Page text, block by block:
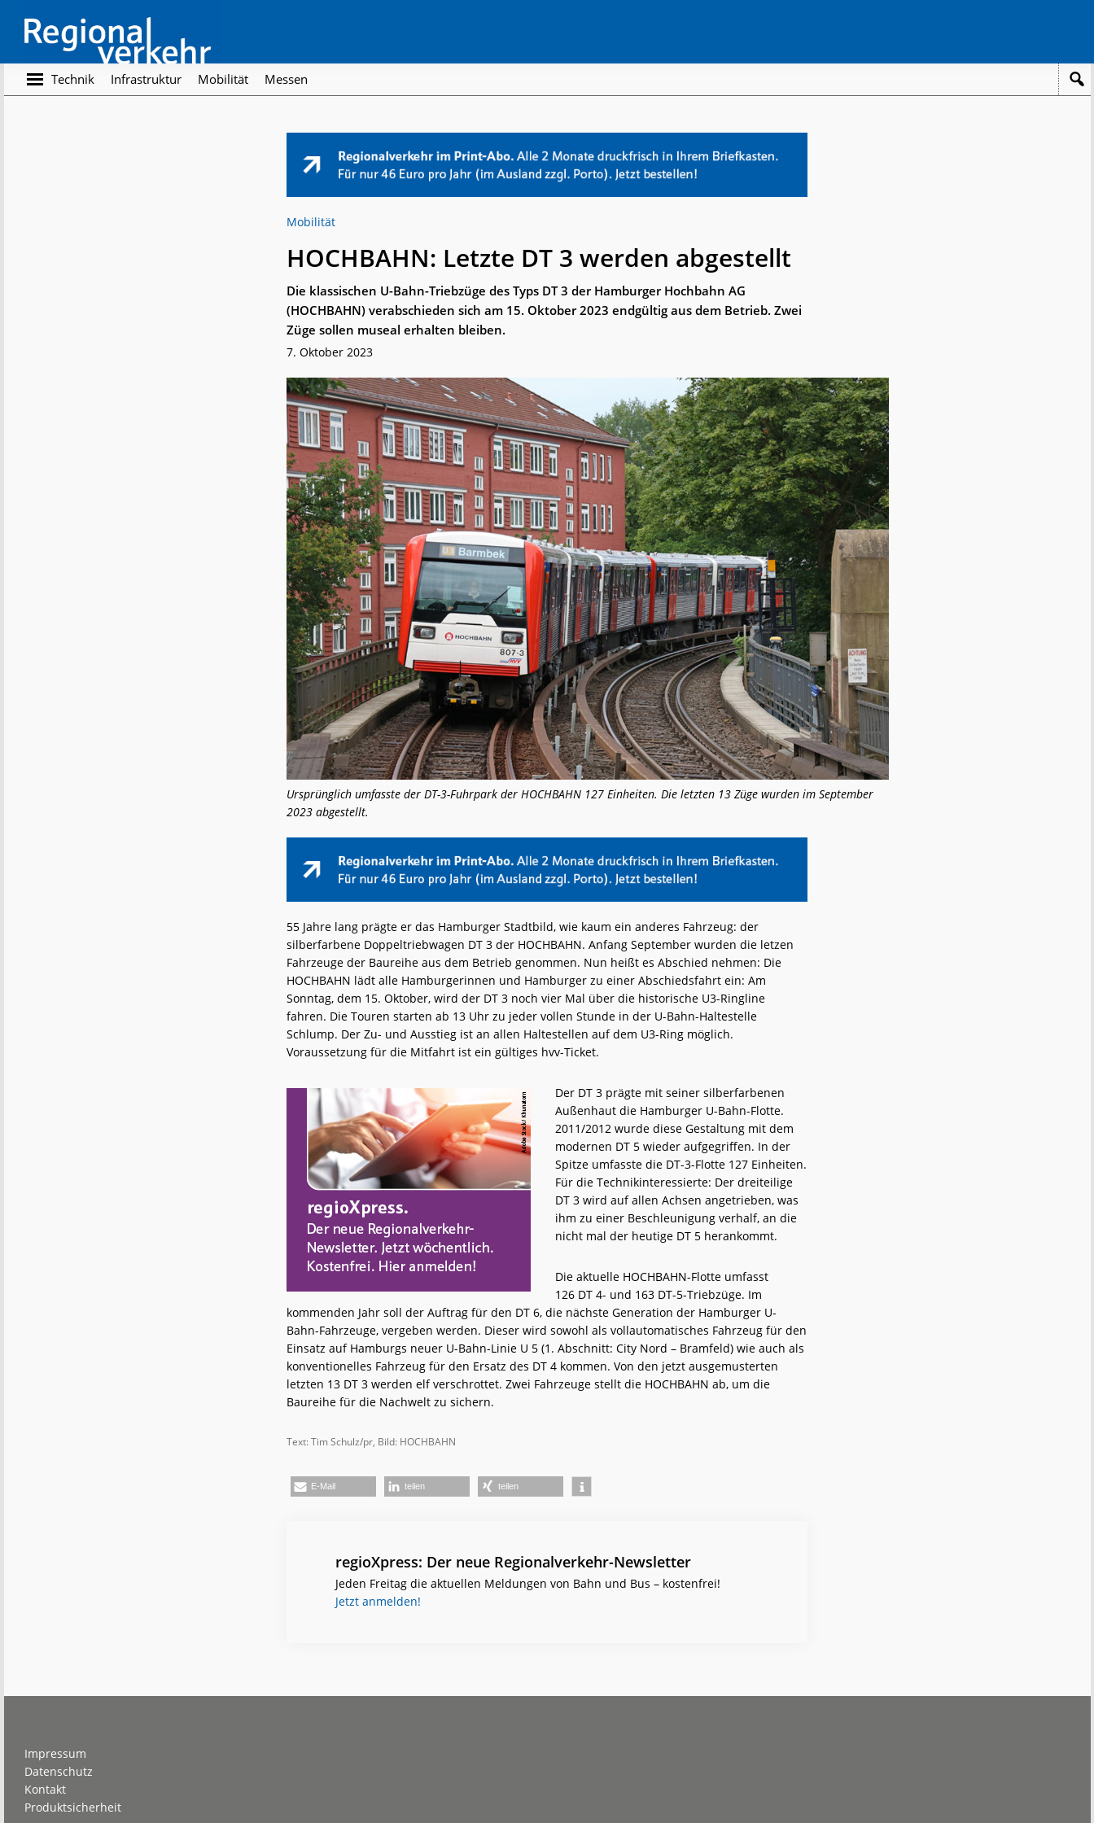
main
content
footer
Regionalverkehr
Die
Fachzeitschrift
Technik Infrastruktur Mobilität Messen
Mobilität
HOCHBAHN: Letzte DT 3 werden abgestellt
Die klassischen U-Bahn-Triebzüge des Typs DT 3 der Hamburger Hochbahn AG
(HOCHBAHN) verabschieden sich am 15. Oktober 2023 endgültig aus dem Betrieb. Zwei
Züge sollen museal erhalten bleiben.
7. Oktober 2023
Ursprünglich umfasste der DT-3-Fuhrpark der HOCHBAHN 127 Einheiten. Die letzten 13 Züge wurden im September
2023 abgestellt.
55 Jahre lang prägte er das Hamburger Stadtbild, wie kaum ein anderes Fahrzeug: der
silberfarbene Doppeltriebwagen DT 3 der HOCHBAHN. Anfang September wurden die letzen
Fahrzeuge der Baureihe aus dem Betrieb genommen. Nun heißt es Abschied nehmen: Die
HOCHBAHN lädt alle Hamburgerinnen und Hamburger zu einer Abschiedsfahrt ein: Am
Sonntag, dem 15. Oktober, wird der DT 3 noch vier Mal über die historische U3-Ringline
fahren. Die Touren starten ab 13 Uhr zu jeder vollen Stunde in der U-Bahn-Haltestelle
Schlump. Der Zu- und Ausstieg ist an allen Haltestellen auf dem U3-Ring möglich.
Voraussetzung für die Mitfahrt ist ein gültiges hvv-Ticket.
Der DT 3 prägte mit seiner silberfarbenen
Außenhaut die Hamburger U-Bahn-Flotte.
2011/2012 wurde diese Gestaltung mit dem
modernen DT 5 wieder aufgegriffen. In der
Spitze umfasste die DT-3-Flotte 127 Einheiten.
Für die Technikinteressierte: Der dreiteilige
DT 3 wird auf allen Achsen angetrieben, was
ihm zu einer Beschleunigung verhalf, an die
nicht mal der heutige DT 5 herankommt.
Die aktuelle HOCHBAHN-Flotte umfasst
126 DT 4- und 163 DT-5-Triebzüge. Im
kommenden Jahr soll der Auftrag für den DT 6, die nächste Generation der Hamburger U-
Bahn-Fahrzeuge, vergeben werden. Dieser wird sowohl als vollautomatisches Fahrzeug für den
Einsatz auf Hamburgs neuer U-Bahn-Linie U 5 (1. Abschnitt: City Nord – Bramfeld) wie auch als
konventionelles Fahrzeug für den Ersatz des DT 4 kommen. Von den jetzt ausgemusterten
letzten 13 DT 3 werden elf verschrottet. Zwei Fahrzeuge stellt die HOCHBAHN ab, um die
Baureihe für die Nachwelt zu sichern.
Text: Tim Schulz/pr, Bild: HOCHBAHN
E-Mail teilen teilen
regioXpress: Der neue Regionalverkehr-Newsletter
Jeden Freitag die aktuellen Meldungen von Bahn und Bus – kostenfrei!
Jetzt anmelden!
Impressum
Datenschutz
Kontakt
Produktsicherheit